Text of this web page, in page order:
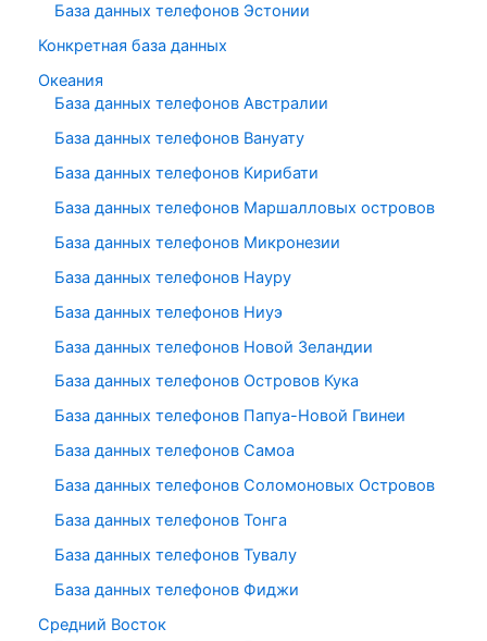
База данных телефонов Эстонии
Конкретная база данных
Океания
База данных телефонов Австралии
База данных телефонов Вануату
База данных телефонов Кирибати
База данных телефонов Маршалловых островов
База данных телефонов Микронезии
База данных телефонов Науру
База данных телефонов Ниуэ
База данных телефонов Новой Зеландии
База данных телефонов Островов Кука
База данных телефонов Папуа-Новой Гвинеи
База данных телефонов Самоа
База данных телефонов Соломоновых Островов
База данных телефонов Тонга
База данных телефонов Тувалу
База данных телефонов Фиджи
Средний Восток